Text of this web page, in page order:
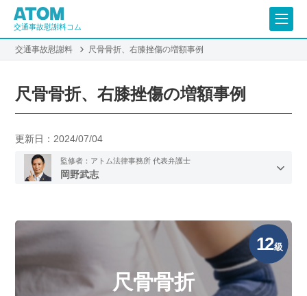
交通事故慰謝料コム
交通事故慰謝料 尺骨骨折、右膝挫傷の増額事例
尺骨骨折、右膝挫傷の増額事例
更新日： 2024/07/04
監修者：アトム法律事務所 代表弁護士
岡野武志
12級
尺骨骨折